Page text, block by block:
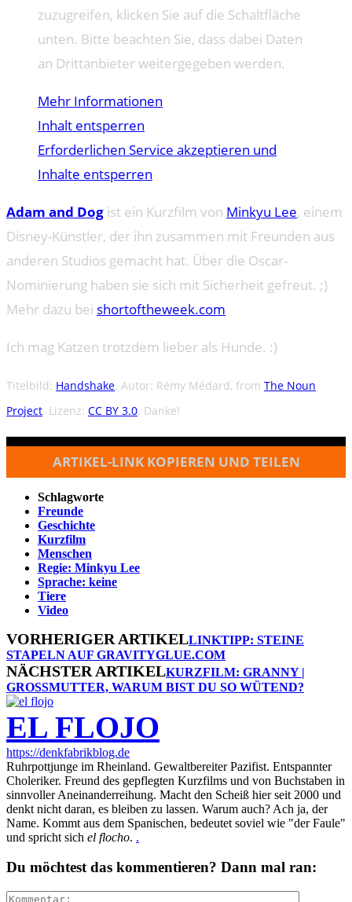
zuzugreifen, klicken Sie auf die Schaltfläche
unten. Bitte beachten Sie, dass dabei Daten
an Drittanbieter weitergegeben werden.
Mehr Informationen
Inhalt entsperren
Erforderlichen Service akzeptieren und
Inhalte entsperren
Adam and Dog ist ein Kurzfilm von Minkyu Lee, einem
Disney-Künstler, der ihn zusammen mit Freunden aus
anderen Studios gemacht hat. Über die Oscar-
Nominierung haben sie sich mit Sicherheit gefreut. ;)
Mehr dazu bei shortoftheweek.com
Ich mag Katzen trotzdem lieber als Hunde. :)
Titelbild: Handshake. Autor: Rémy Médard, from The Noun
Project. Lizenz: CC BY 3.0. Danke!
ARTIKEL-LINK KOPIEREN UND TEILEN
Schlagworte
Freunde
Geschichte
Kurzfilm
Menschen
Regie: Minkyu Lee
Sprache: keine
Tiere
Video
VORHERIGER ARTIKELLINKTIPP: STEINE
STAPELN AUF GRAVITYGLUE.COM
NÄCHSTER ARTIKELKURZFILM: GRANNY |
GROSSMUTTER, WARUM BIST DU SO WÜTEND?
EL FLOJO
https://denkfabrikblog.de
Ruhrpottjunge im Rheinland. Gewaltbereiter Pazifist. Entspannter
Choleriker. Freund des gepflegten Kurzfilms und von Buchstaben in
sinnvoller Aneinanderreihung. Macht den Scheiß hier seit 2000 und
denkt nicht daran, es bleiben zu lassen. Warum auch? Ach ja, der
Name. Kommt aus dem Spanischen, bedeutet soviel wie "der Faule"
und spricht sich el flocho. .
Du möchtest das kommentieren? Dann mal ran: